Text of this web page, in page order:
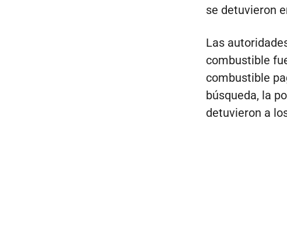
se detuvieron
Las
combustible
combustible
búsqueda, la
detuvieron a